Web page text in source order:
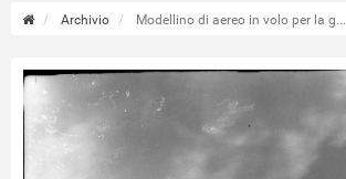
Archivio Modellino di aereo in volo per la g...